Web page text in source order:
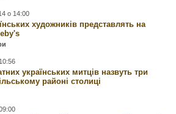
о 14:00
художників представлять на
українських митців назвуть три
районі столиці